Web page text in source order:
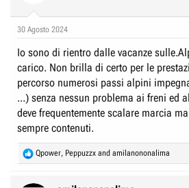
30 Agosto 2024
Io sono di rientro dalle vacanze
carico. Non brilla di certo per le
percorso numerosi passi alpini
...) senza nessun problema ai freni ed
deve frequentemente scalare marcia
sempre contenuti.
R
e
Qpower, Peppuzzx and amilanononalima